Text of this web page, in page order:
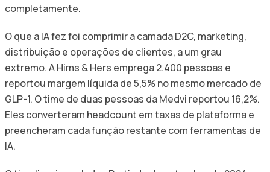
completamente.
O que a IA fez foi comprimir a camada D2C, marketing,
distribuição e operações de clientes, a um grau
extremo. A Hims & Hers emprega 2.400 pessoas e
reportou margem líquida de 5,5% no mesmo mercado de
GLP-1. O time de duas pessoas da Medvi reportou 16,2%.
Eles converteram headcount em taxas de plataforma e
preencheram cada função restante com ferramentas de
IA.